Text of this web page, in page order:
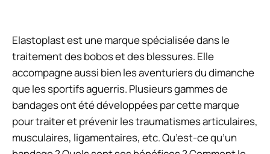
Elastoplastest une marque spécialisée dans le
traitement des bobos et des blessures. Elle
accompagne aussi bien les aventuriers du dimanche
que les sportifs aguerris. Plusieurs gammes de
bandages ont été développées par cette marque
pour traiter et prévenir les traumatismes articulaires,
musculaires, ligamentaires, etc. Qu’est-ce qu’un